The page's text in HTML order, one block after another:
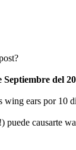
Septiembre del
ears por 10
causarte